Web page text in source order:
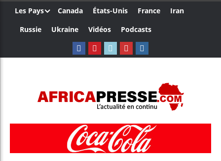
Les Pays Canada États-Unis France
Iran
Russie
Ukraine Vidéos Podcasts